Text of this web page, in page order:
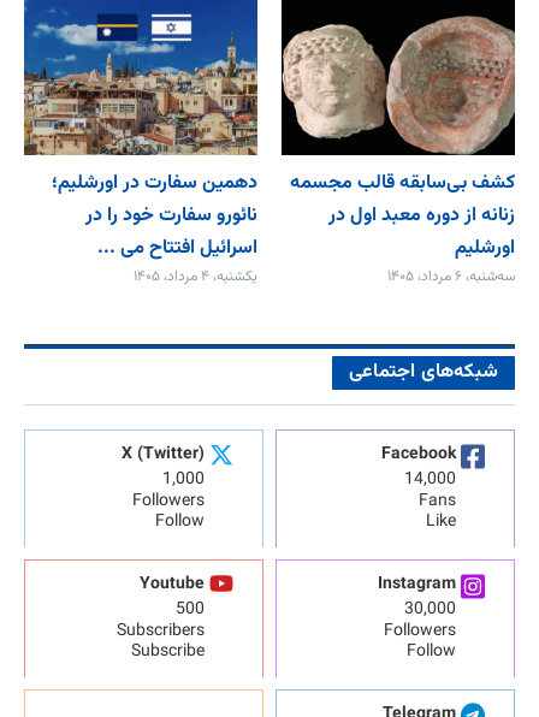
کشف بی‌سابقه قالب مجسمه
زنانه از دوره معبد اول در
اورشلیم
سه‌شنبه، ۶ مرداد، ۱۴۰۵
دهمین سفارت در اورشلیم؛
نائورو سفارت خود را در
اسرائیل افتتاح می‌ ...
یکشنبه، ۴ مرداد، ۱۴۰۵
شبکه‌های اجتماعی
Facebook
14,000
Fans
Like
X (Twitter)
1,000
Followers
Follow
Instagram
30,000
Followers
Follow
Youtube
500
Subscribers
Subscribe